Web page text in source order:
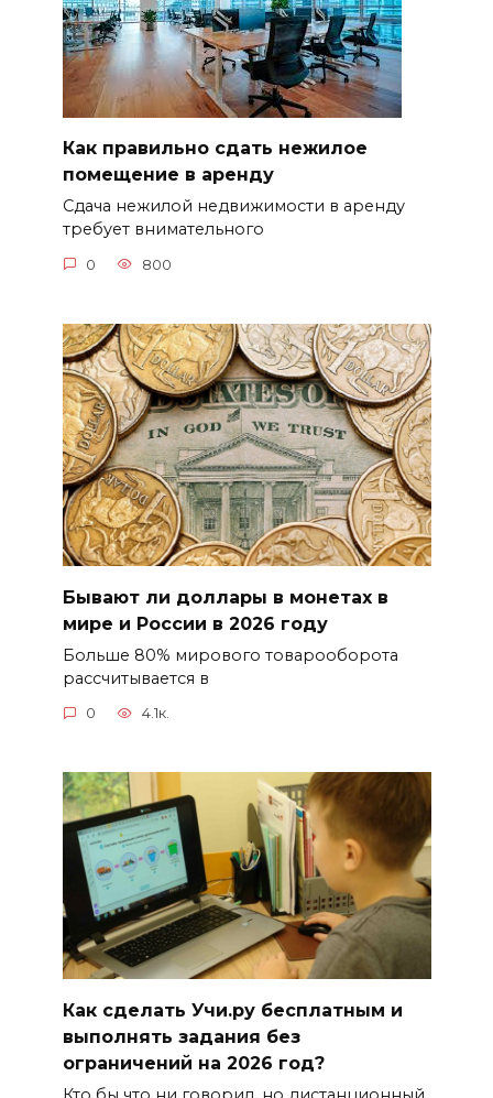
Как правильно сдать нежилое
помещение в аренду
Сдача нежилой недвижимости в аренду
требует внимательного
0 800
Бывают ли доллары в монетах в
мире и России в 2026 году
Больше 80% мирового товарооборота
рассчитывается в
0 4.1к.
Как сделать Учи.ру бесплатным и
выполнять задания без
ограничений на 2026 год?